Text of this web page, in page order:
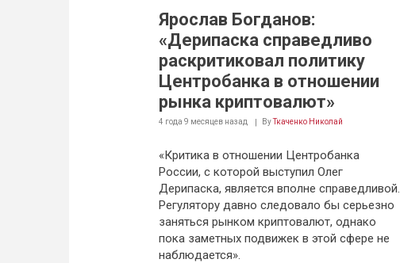
Ярослав Богданов:
«Дерипаска справедливо
раскритиковал политику
Центробанка в отношении
рынка криптовалют»
4 года 9 месяцевназад ByТкаченко Николай
«Критика в отношении Центробанка
России, с которой выступил Олег
Дерипаска, является вполне справедливой.
Регулятору давно следовало бы серьезно
заняться рынком криптовалют, однако
пока заметных подвижек в этой сфере не
наблюдается».